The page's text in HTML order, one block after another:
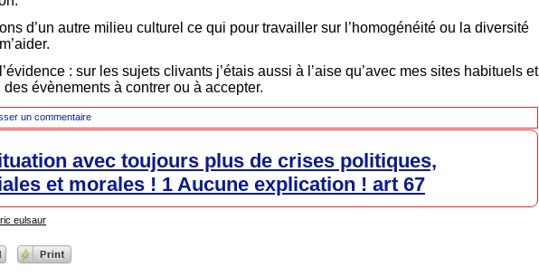
d’un autre milieu culturel ce qui pour travailler sur l’homogénéité ou la diversité
: sur les sujets clivants j’étais aussi à l’aise qu’avec mes sites habituels et
évènements à contrer ou à accepter.
un commentaire
avec toujours plus de crises politiques,
et morales ! 1 Aucune explication ! art 67
eulsaur